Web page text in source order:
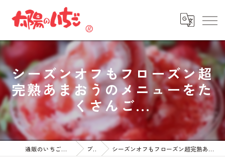
シーズンオフもフローズン超
完熟あまおうのメニューをた
くさんご...
通販のいちごなら太陽のいちご ブログ シーズンオフもフローズン超完熟あまおうのメニューをたくさんご...